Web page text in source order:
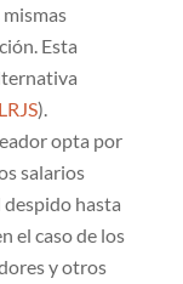
Esta
LRJS).
opta por
salarios
despido hasta
el caso de los
y otros